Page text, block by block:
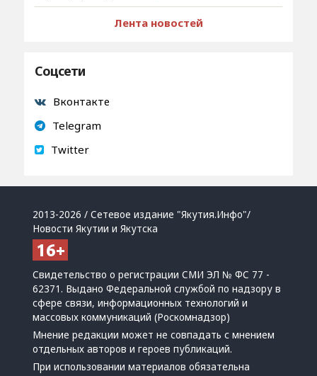
Лента новостей
Соцсети
Вконтакте
Telegram
Twitter
2013-2026 / Сетевое издание "Якутия.Инфо"/
Новости Якутии и Якутска
Свидетельство о регистрации СМИ ЭЛ № ФС 77 -
62371. Выдано Федеральной службой по надзору в
сфере связи, информационных технологий и
массовых коммуникаций (Роскомнадзор)
Мнение редакции может не совпадать с мнением
отдельных авторов и героев публикаций.
При использовании материалов обязательна